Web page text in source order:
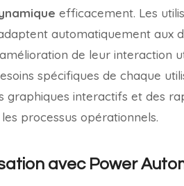
efficacement. Les
automatiquement aux
de leur interaction
spécifiques de chaque
graphiques interactifs et des
processus opérationnels.
avec Power